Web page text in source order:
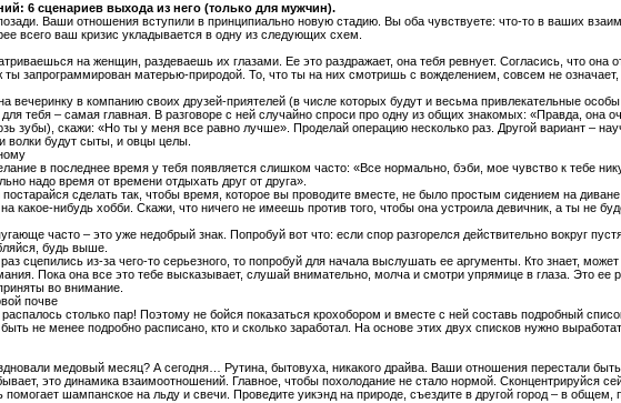
6 сценариев выхода из него (только для мужчин).
Ваши отношения вступили в принципиально новую стадию. Вы оба чувствуете: что-то в ваших
всего ваш кризис укладывается в одну из следующих схем.
на женщин, раздеваешь их глазами. Ее это раздражает, она тебя ревнует. Согласись, что она
ты запрограммирован матерью-природой. То, что ты на них смотришь с вожделением, совсем не
вечеринку в компанию своих друзей-приятелей (в числе которых будут и весьма привлекательные
тебя – самая главная. В разговоре с ней случайно спроси про одну из общих знакомых: «Правда, она
зубы), скажи: «Но ты у меня все равно лучше». Проделай операцию несколько раз. Другой вариант –
волки будут сыты, и овцы целы.
в последнее время у тебя появляется слишком часто: «Все нормально, бэби, мое чувство к тебе
надо время от времени отдыхать друг от друга».
сделать так, чтобы время, которое вы проводите вместе, не было простым сидением на
какое-нибудь хобби. Скажи, что ничего не имеешь против того, чтобы она устроила девичник, а ты не
часто – это уже недобрый знак. Попробуй вот что: если спор разгорелся действительно вокруг
будь выше.
сцепились из-за чего-то серьезного, то попробуй для начала выслушать ее аргументы. Кто знает,
Пока она все это тебе высказывает, слушай внимательно, молча и смотри упрямице в глаза. Это ее
во внимание.
почве
столько пар! Поэтому не бойся показаться крохобором и вместе с ней составь подробный
не менее подробно расписано, кто и сколько заработал. На основе этих двух списков нужно
медовый месяц? А сегодня… Рутина, бытовуха, никакого драйва. Ваши отношения перестали быть
это динамика взаимоотношений. Главное, чтобы похолодание не стало нормой. Сконцентрируйся
шампанское на льду и свечи. Проведите уикэнд на природе, съездите в другой город – в